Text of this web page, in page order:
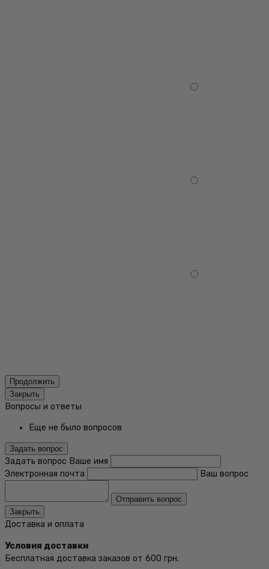
Продолжить
Закрыть
Вопросы и ответы
Еще не было вопросов
Задать вопрос
Задать вопрос Ваше имя
Электронная почта
Ваш вопрос
Отправить вопрос
Закрыть
Доставка и оплата
Условия доставки
Бесплатная доставка заказов от 600 грн.